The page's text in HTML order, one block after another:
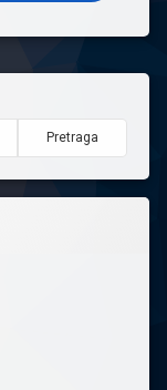
Pretraga